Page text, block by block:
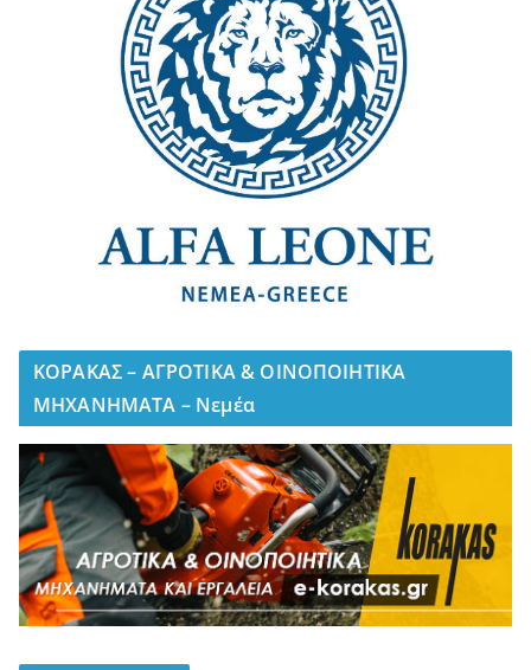
ΚΟΡΑΚΑΣ – ΑΓΡΟΤΙΚΑ & ΟΙΝΟΠΟΙΗΤΙΚΑ
ΜΗΧΑΝΗΜΑΤΑ – Νεμέα